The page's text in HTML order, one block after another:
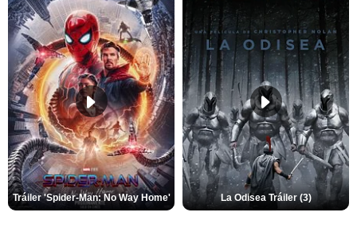
Tráiler 'Spider-Man: No Way Home' La Odisea Tráiler (3)